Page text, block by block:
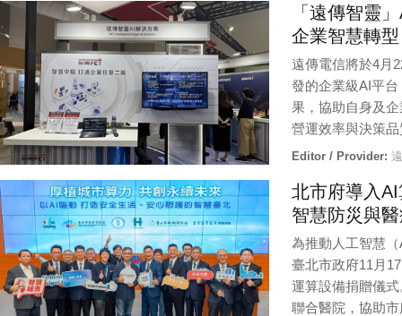
「遠傳智靈
企業智慧轉型
遠傳電信將於4月
發的企業級AI平
果，協助自身及
營運效率與決策
Editor / Provider:
北市府導入
智慧防災與
為推動人工智慧
臺北市政府11月
運算設備捐贈儀
聯合醫院，協助